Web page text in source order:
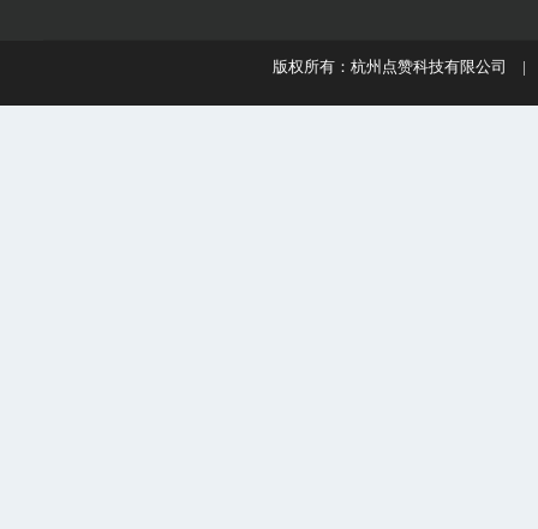
版权所有：杭州点赞科技有限公司